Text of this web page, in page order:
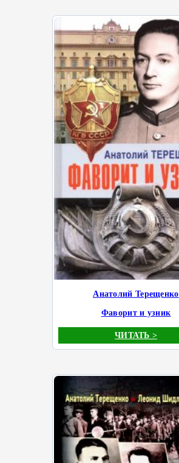
Анатолий Терещенко
Фаворит и узник
ЧИТАТЬ >